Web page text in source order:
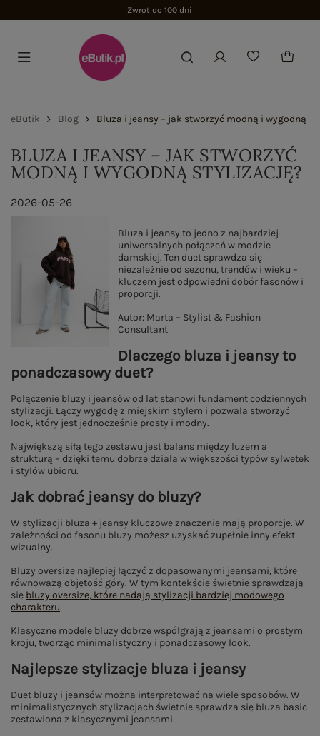
Zwrot do 100 dni
eButik Blog Bluza i jeansy – jak stworzyć modną i wygodną
BLUZA I JEANSY – JAK STWORZYĆ
MODNĄ I WYGODNĄ STYLIZACJĘ?
2026-05-26
Bluza i jeansy to jedno z najbardziej
uniwersalnych połączeń w modzie
damskiej. Ten duet sprawdza się
niezależnie od sezonu, trendów i wieku –
kluczem jest odpowiedni dobór fasonów i
proporcji.
Autor: Marta – Stylist & Fashion
Consultant
Dlaczego bluza i jeansy to
ponadczasowy duet?
Połączenie bluzy i jeansów od lat stanowi fundament codziennych
stylizacji. Łączy wygodę z miejskim stylem i pozwala stworzyć
look, który jest jednocześnie prosty i modny.
Największą siłą tego zestawu jest balans między luzem a
strukturą – dzięki temu dobrze działa w większości typów sylwetek
i stylów ubioru.
Jak dobrać jeansy do bluzy?
W stylizacji bluza + jeansy kluczowe znaczenie mają proporcje. W
zależności od fasonu bluzy możesz uzyskać zupełnie inny efekt
wizualny.
Bluzy oversize najlepiej łączyć z dopasowanymi jeansami, które
równoważą objętość góry. W tym kontekście świetnie sprawdzają
się bluzy oversize, które nadają stylizacji bardziej modowego
charakteru.
Klasyczne modele bluzy dobrze współgrają z jeansami o prostym
kroju, tworząc minimalistyczny i ponadczasowy look.
Najlepsze stylizacje bluza i jeansy
Duet bluzy i jeansów można interpretować na wiele sposobów. W
minimalistycznych stylizacjach świetnie sprawdza się bluza basic
zestawiona z klasycznymi jeansami.